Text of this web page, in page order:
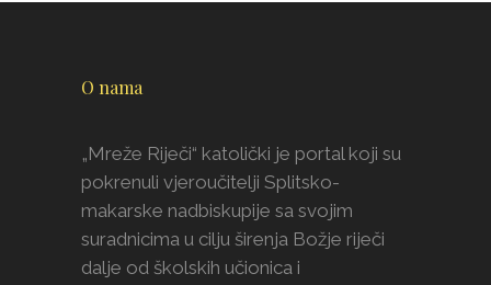
O nama
„Mreže Riječi“ katolički je portal koji su
pokrenuli vjeroučitelji Splitsko-
makarske nadbiskupije sa svojim
suradnicima u cilju širenja Božje riječi
dalje od školskih učionica i